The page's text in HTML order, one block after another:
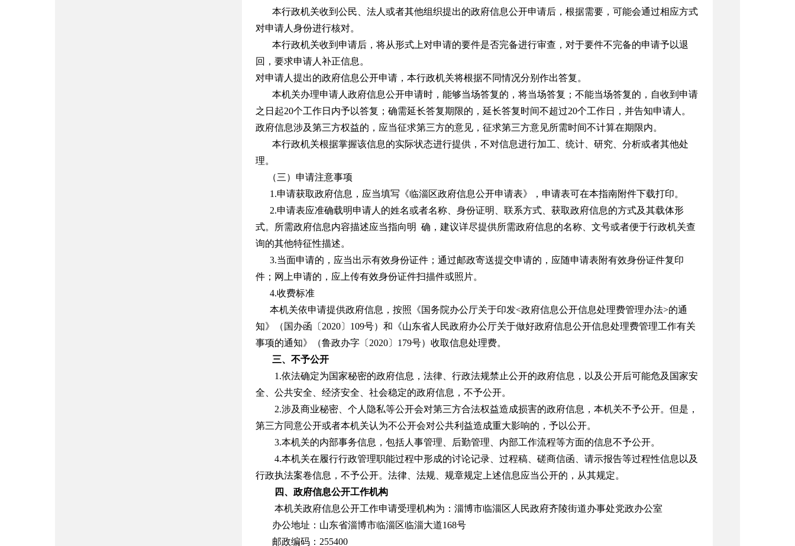
本行政机关收到公民、法人或者其他组织提出的政府信息公开申请后，根据需要，可能会通过相应方式
对申请人身份进行核对。
本行政机关收到申请后，将从形式上对申请的要件是否完备进行审查，对于要件不完备的申请予以退
回，要求申请人补正信息。
对申请人提出的政府信息公开申请，本行政机关将根据不同情况分别作出答复。
本机关办理申请人政府信息公开申请时，能够当场答复的，将当场答复；不能当场答复的，自收到申请
之日起20个工作日内予以答复；确需延长答复期限的，延长答复时间不超过20个工作日，并告知申请人。
政府信息涉及第三方权益的，应当征求第三方的意见，征求第三方意见所需时间不计算在期限内。
本行政机关根据掌握该信息的实际状态进行提供，不对信息进行加工、统计、研究、分析或者其他处
理。
（三）申请注意事项
1.申请获取政府信息，应当填写《临淄区政府信息公开申请表》，申请表可在本指南附件下载打印。
2.申请表应准确载明申请人的姓名或者名称、身份证明、联系方式、获取政府信息的方式及其载体形
式。所需政府信息内容描述应当指向明 确，建议详尽提供所需政府信息的名称、文号或者便于行政机关查
询的其他特征性描述。
3.当面申请的，应当出示有效身份证件；通过邮政寄送提交申请的，应随申请表附有效身份证件复印
件；网上申请的，应上传有效身份证件扫描件或照片。
4.收费标准
本机关依申请提供政府信息，按照《国务院办公厅关于印发<政府信息公开信息处理费管理办法>的通
知》（国办函〔2020〕109号）和《山东省人民政府办公厅关于做好政府信息公开信息处理费管理工作有关
事项的通知》（鲁政办字〔2020〕179号）收取信息处理费。
三、不予公开
1.依法确定为国家秘密的政府信息，法律、行政法规禁止公开的政府信息，以及公开后可能危及国家安
全、公共安全、经济安全、社会稳定的政府信息，不予公开。
2.涉及商业秘密、个人隐私等公开会对第三方合法权益造成损害的政府信息，本机关不予公开。但是，
第三方同意公开或者本机关认为不公开会对公共利益造成重大影响的，予以公开。
3.本机关的内部事务信息，包括人事管理、后勤管理、内部工作流程等方面的信息不予公开。
4.本机关在履行行政管理职能过程中形成的讨论记录、过程稿、磋商信函、请示报告等过程性信息以及
行政执法案卷信息，不予公开。法律、法规、规章规定上述信息应当公开的，从其规定。
四、政府信息公开工作机构
本机关政府信息公开工作申请受理机构为：淄博市临淄区人民政府齐陵街道办事处党政办公室
办公地址：山东省淄博市临淄区临淄大道168号
邮政编码：255400